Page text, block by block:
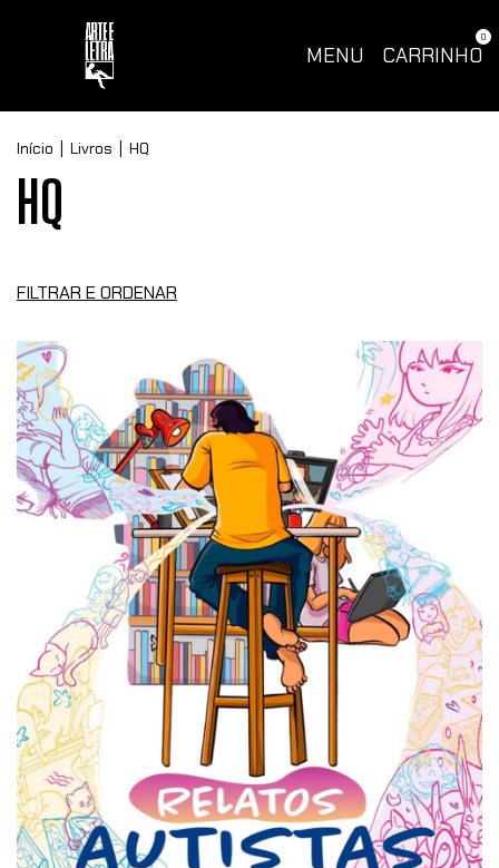
MENU CARRINHO
0
Início Livros HQ
HQ
FILTRAR E ORDENAR